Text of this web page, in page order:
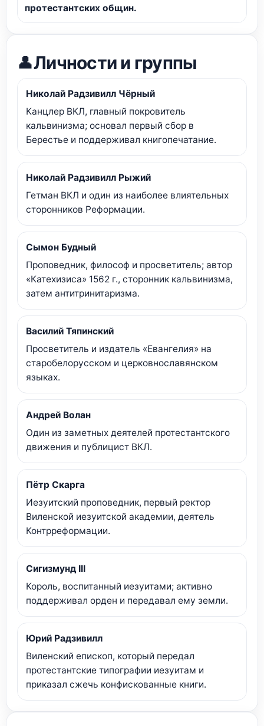
протестантских общин.
👤Личности и группы
Николай Радзивилл Чёрный
Канцлер ВКЛ, главный покровитель
кальвинизма; основал первый сбор в
Берестье и поддерживал книгопечатание.
Николай Радзивилл Рыжий
Гетман ВКЛ и один из наиболее влиятельных
сторонников Реформации.
Сымон Будный
Проповедник, философ и просветитель; автор
«Катехизиса» 1562 г., сторонник кальвинизма,
затем антитринитаризма.
Василий Тяпинский
Просветитель и издатель «Евангелия» на
старобелорусском и церковнославянском
языках.
Андрей Волан
Один из заметных деятелей протестантского
движения и публицист ВКЛ.
Пётр Скарга
Иезуитский проповедник, первый ректор
Виленской иезуитской академии, деятель
Контрреформации.
Сигизмунд III
Король, воспитанный иезуитами; активно
поддерживал орден и передавал ему земли.
Юрий Радзивилл
Виленский епископ, который передал
протестантские типографии иезуитам и
приказал сжечь конфискованные книги.